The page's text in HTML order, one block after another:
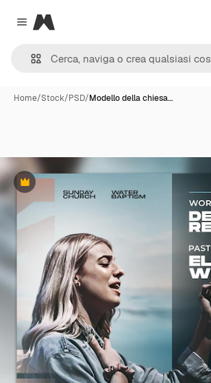
Close menu
Magnific
Home/Stock/PSD/Modello della chiesa…
Premium